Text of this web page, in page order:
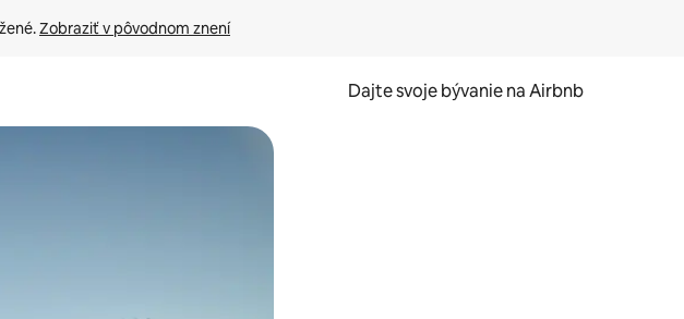
Zobraziť v pôvodnom znení
Dajte svoje bývanie na Airbnb